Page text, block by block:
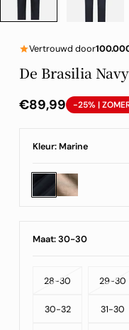
Vertrouwd door
De Brasilia
Normale
€89,99 -25% |
Kleur: Marine
Maat:30-30
28-30
Uitverkocht
29-30
30-32 31-30